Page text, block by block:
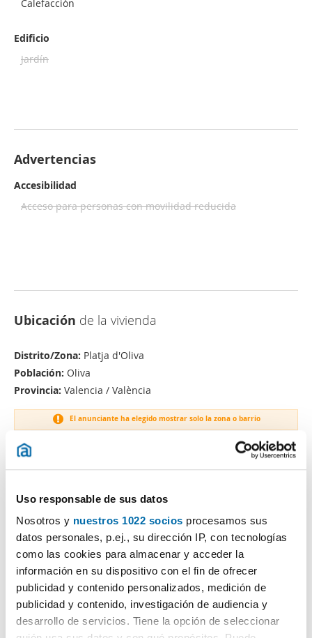
Uso responsable de sus datos
Nosotros y nuestros 1022 socios procesamos sus
datos personales, p.ej., su dirección IP, con tecnologías
como las cookies para almacenar y acceder la
información en su dispositivo con el fin de ofrecer
publicidad y contenido personalizados, medición de
publicidad y contenido, investigación de audiencia y
desarrollo de servicios. Tiene la opción de seleccionar
Calefacción
Edificio
Jardín
Advertencias
Accesibilidad
Acceso para personas con movilidad reducida
Ubicación de la vivienda
Distrito/Zona: Platja d'Oliva
Población: Oliva
Provincia: Valencia / València
El anunciante ha elegido mostrar solo la zona o barrio